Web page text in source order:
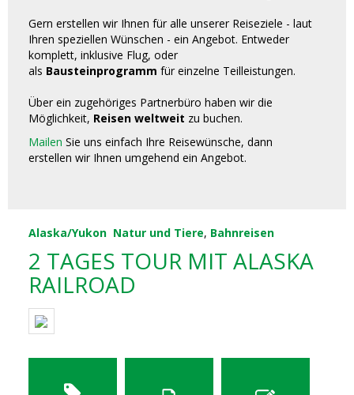
Gern erstellen wir Ihnen für alle unserer Reiseziele - laut
Ihren speziellen Wünschen - ein Angebot. Entweder
komplett, inklusive Flug, oder
als Bausteinprogramm für einzelne Teilleistungen.
Über ein zugehöriges Partnerbüro haben wir die
Möglichkeit, Reisen weltweit zu buchen.
Mailen Sie uns einfach Ihre Reisewünsche, dann
erstellen wir Ihnen umgehend ein Angebot.
Alaska/Yukon Natur und Tiere, Bahnreisen
2 TAGES TOUR MIT ALASKA
RAILROAD